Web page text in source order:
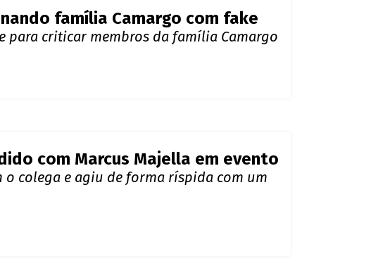
família Camargo com fake
para criticar membros da família Camargo
com Marcus Majella em evento
colega e agiu de forma ríspida com um